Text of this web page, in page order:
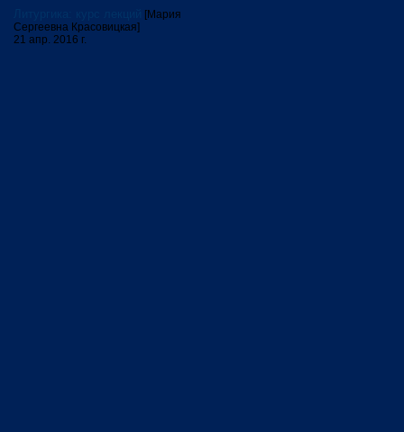
[Мария
Сергеевна Красовицкая]
21 апр. 2016 г.